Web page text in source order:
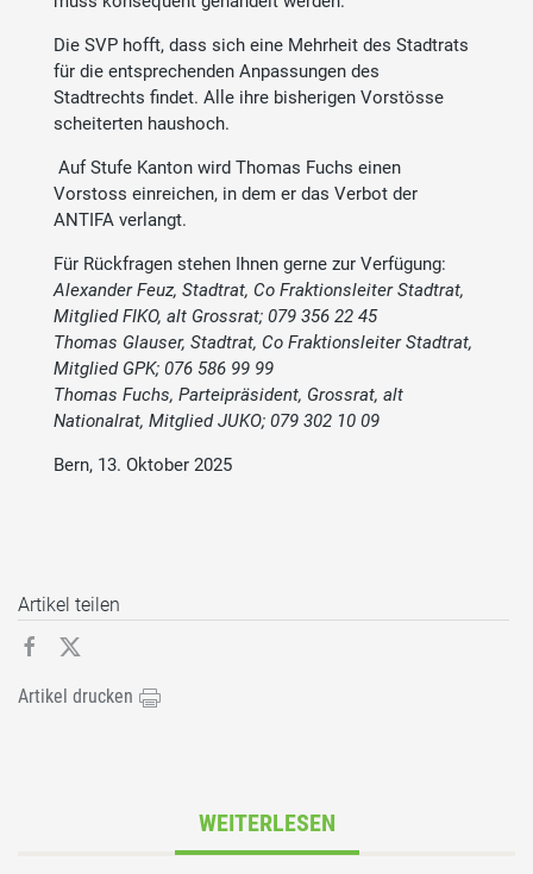
Die SVP hofft, dass sich eine Mehrheit des Stadtrats
für die entsprechenden Anpassungen des
Stadtrechts findet. Alle ihre bisherigen Vorstösse
scheiterten haushoch.
Auf Stufe Kanton wird Thomas Fuchs einen
Vorstoss einreichen, in dem er das Verbot der
ANTIFA verlangt.
Für Rückfragen stehen Ihnen gerne zur Verfügung:
Alexander Feuz, Stadtrat, Co Fraktionsleiter Stadtrat,
Mitglied FIKO, alt Grossrat; 079 356 22 45
Thomas Glauser, Stadtrat, Co Fraktionsleiter Stadtrat,
Mitglied GPK; 076 586 99 99
Thomas Fuchs, Parteipräsident, Grossrat, alt
Nationalrat, Mitglied JUKO; 079 302 10 09
Bern, 13. Oktober 2025
Artikel teilen
Artikel drucken
WEITERLESEN